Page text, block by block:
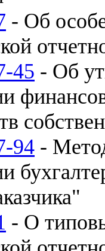
- Об
45 - Об
94 -
- О